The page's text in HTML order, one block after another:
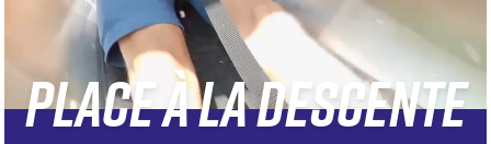
PLACE À LA DESCENTE